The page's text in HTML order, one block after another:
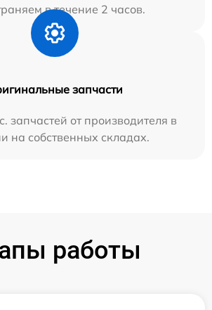
в течение 2 часов.
запчасти
запчастей от производителя в
на собственных складах.
работы